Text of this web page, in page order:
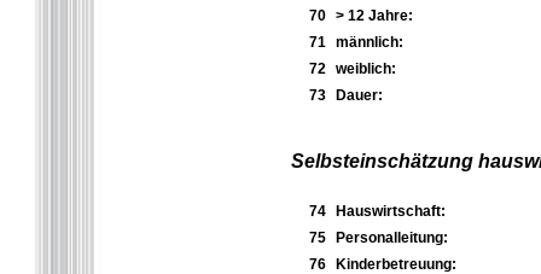
70
> 12 Jahre:
71
männlich:
72
weiblich:
73
Dauer:
Selbsteinschätzung
74
Hauswirtschaft:
75
Personalleitung:
76
Kinderbetreuung: